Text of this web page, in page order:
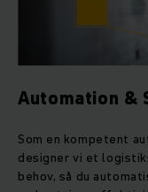
Automation &
Som en kompetent
designer vi et
behov, så du